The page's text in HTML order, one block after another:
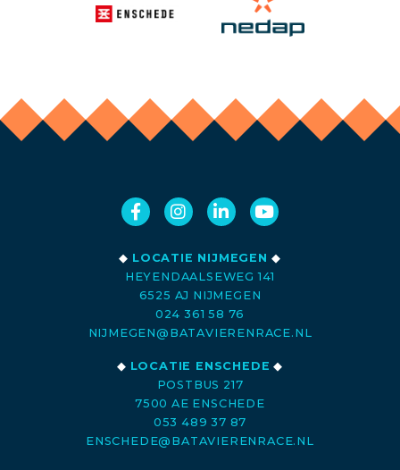
◆ LOCATIE NIJMEGEN ◆
HEYENDAALSEWEG 141
6525 AJ NIJMEGEN
024 361 58 76
NIJMEGEN@BATAVIERENRACE.NL
◆ LOCATIE ENSCHEDE ◆
POSTBUS 217
7500 AE ENSCHEDE
053 489 37 87
ENSCHEDE@BATAVIERENRACE.NL